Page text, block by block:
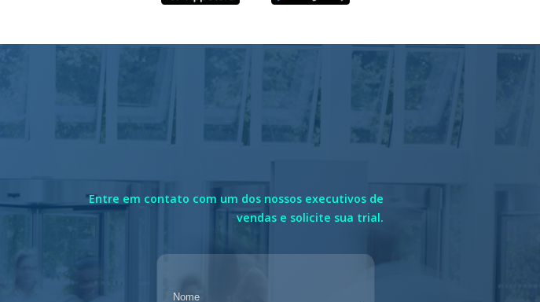
Entre em contato com um dos nossos executivos de
vendas e solicite sua trial.